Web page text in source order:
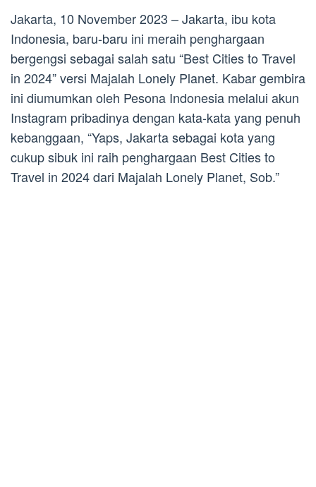
Jakarta, 10 November 2023 – Jakarta, ibu kota
Indonesia, baru-baru ini meraih penghargaan
bergengsi sebagai salah satu “Best Cities to Travel
in 2024” versi Majalah Lonely Planet. Kabar gembira
ini diumumkan oleh Pesona Indonesia melalui akun
Instagram pribadinya dengan kata-kata yang penuh
kebanggaan, “Yaps, Jakarta sebagai kota yang
cukup sibuk ini raih penghargaan Best Cities to
Travel in 2024 dari Majalah Lonely Planet, Sob.”